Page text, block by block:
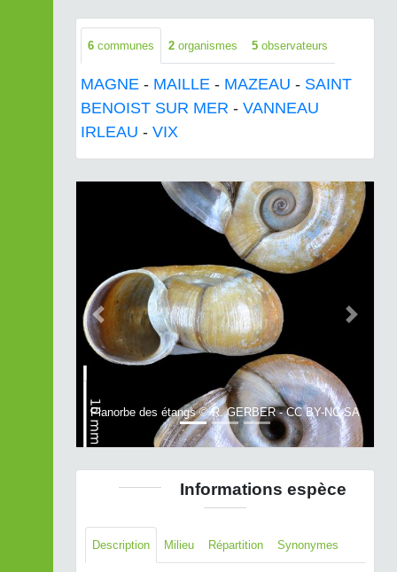
6 communes 2 organismes 5 observateurs
MAGNE - MAILLE - MAZEAU - SAINT
BENOIST SUR MER - VANNEAU
IRLEAU - VIX
Planorbe des étangs © R. GERBER - CC BY-NC-SA
Previous Next
Informations espèce
Description Milieu Répartition Synonymes